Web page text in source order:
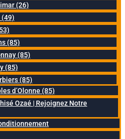
(26)
(49)
(85)
(85)
(85)
(85)
d’Olonne (85)
Ozaé | Rejoignez Notre